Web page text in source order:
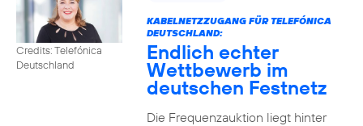
Credits: Telefónica
Deutschland
KABELNETZZUGANG FÜR TELEFÓNICA
DEUTSCHLAND:
Endlich echter
Wettbewerb im
deutschen Festnetz
Die Frequenzauktion liegt hinter